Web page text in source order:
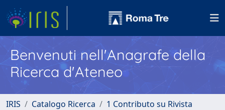
Benvenuti nell'Anagrafe della
Ricerca d'Ateneo
IRIS Catalogo Ricerca
1 Contributo su Rivista